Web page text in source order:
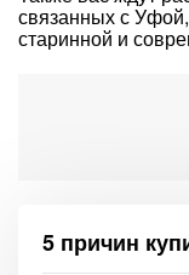
связанных с
старинной и
5 причин